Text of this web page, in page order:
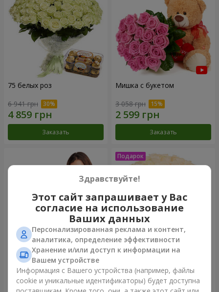
75 белых роз
6 941 грн
Заказать
Мишка с букетом
3 058 грн
Заказать
151 красная роза
19 998 грн
Букет "Очей очарованье"
3 874 грн
Здравствуйте!
Этот сайт запрашивает у Вас
согласие на использование
Ваших данных
Персонализированная реклама и контент,
аналитика, определение эффективности
Хранение и/или доступ к информации на
Вашем устройстве
Информация с Вашего устройства (например, файлы
cookie и уникальные идентификаторы) будет доступна